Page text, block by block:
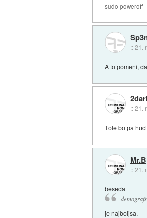
sudo poweroff
::21.
A to pomeni,
::21.
Tole bo pa
Mr.B
::21.
beseda
je najboljsa.